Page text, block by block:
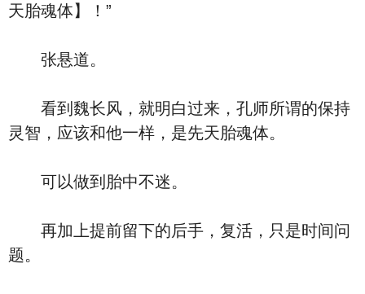
天胎魂体】！”
张悬道。
看到魏长风，就明白过来，孔师所谓的保持
灵智，应该和他一样，是先天胎魂体。
可以做到胎中不迷。
再加上提前留下的后手，复活，只是时间问
题。